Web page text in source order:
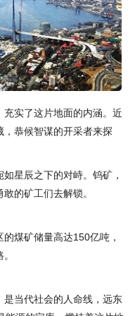
实了这片地面的内涵。近
恭候智谋的开采者来探
星辰之下的对峙。钨矿，
的矿工们去解锁。
煤矿储量高达150亿吨，
当代社会的人命线，远东